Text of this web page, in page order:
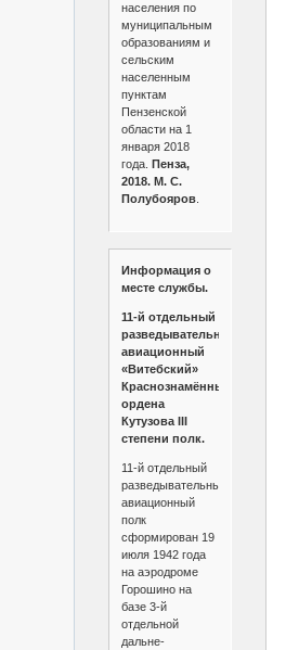
населения по
муниципальным
образованиям и
сельским
населенным
пунктам
Пензенской
области на 1
января 2018
года. Пенза,
2018. М. С.
Полубояров.
Информация о
месте службы.
11-й отдельный
разведывательный
авиационный
«Витебский»
Краснознамённый
ордена
Кутузова III
степени полк.
11-й отдельный
разведывательный
авиационный
полк
сформирован 19
июля 1942 года
на аэродроме
Горошино на
базе 3-й
отдельной
дальне-